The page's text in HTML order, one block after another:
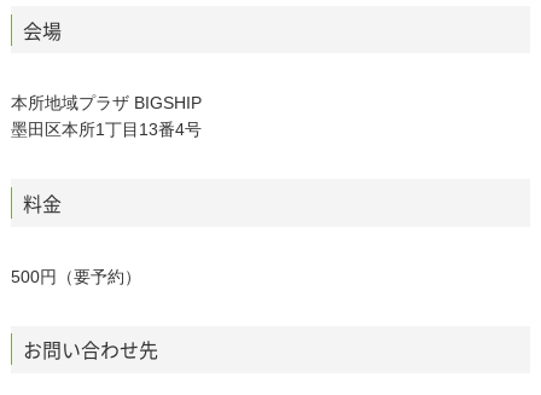
会場
本所地域プラザ BIGSHIP
墨田区本所1丁目13番4号
料金
500円（要予約）
お問い合わせ先